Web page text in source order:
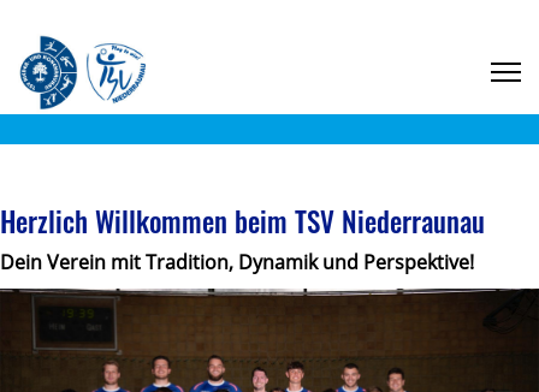
Herzlich Willkommen beim TSV Niederraunau
Dein Verein mit Tradition, Dynamik und Perspektive!